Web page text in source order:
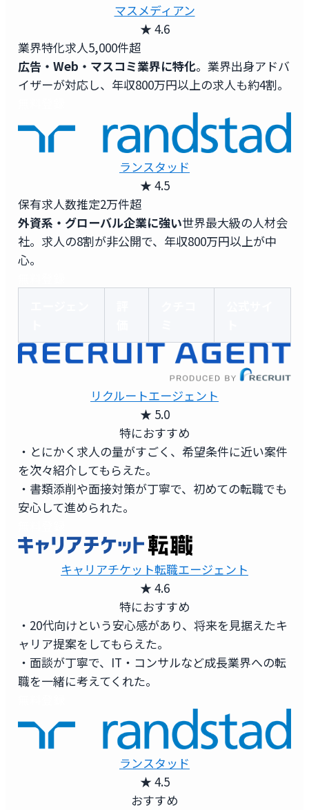
マスメディアン
★ 4.6
業界特化求人5,000件超
広告・Web・マスコミ業界に特化。業界出身アドバ
イザーが対応し、年収800万円以上の求人も約4割。
ランスタッド
★ 4.5
保有求人数推定2万件超
外資系・グローバル企業に強い世界最大級の人材会
社。求人の8割が非公開で、年収800万円以上が中
心。
リクルートエージェント
★ 5.0
特におすすめ
・とにかく求人の量がすごく、希望条件に近い案件
を次々紹介してもらえた。
・書類添削や面接対策が丁寧で、初めての転職でも
安心して進められた。
キャリアチケット転職エージェント
★ 4.6
特におすすめ
・20代向けという安心感があり、将来を見据えたキ
ャリア提案をしてもらえた。
・面談が丁寧で、IT・コンサルなど成長業界への転
職を一緒に考えてくれた。
ランスタッド
★ 4.5
おすすめ